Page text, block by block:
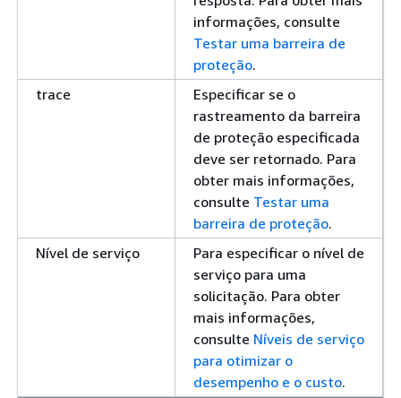
informações, consulte
Testar uma barreira de
proteção.
trace
Especificar se o
rastreamento da barreira
de proteção especificada
deve ser retornado. Para
obter mais informações,
consulte Testar uma
barreira de proteção.
Nível de serviço
Para especificar o nível de
serviço para uma
solicitação. Para obter
mais informações,
consulte Níveis de serviço
para otimizar o
desempenho e o custo.